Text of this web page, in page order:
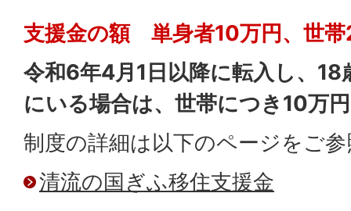
支援金の額 単身者10万円、世
令和6年4月1日以降に転入し、
にいる場合は、世帯につき10万
制度の詳細は以下のページをご
清流の国ぎふ移住支援金